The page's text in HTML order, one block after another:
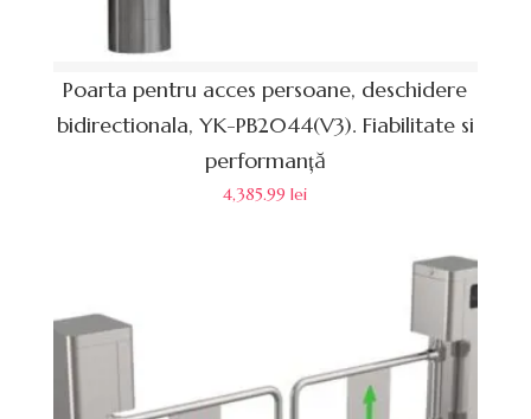
Poarta pentru acces persoane, deschidere
bidirectionala, YK-PB2044(V3). Fiabilitate si
performanță
4,385.99lei